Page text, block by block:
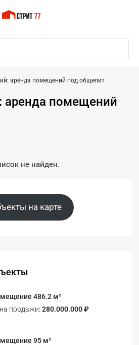
аренда помещений под общепит
аренда помещений
не найден.
на карте
486.2 м²
продажи: 280.000.000 ₽
95 м²